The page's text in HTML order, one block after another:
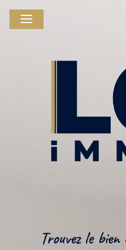
Trouvez le